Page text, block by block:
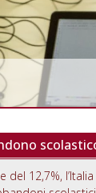
del 12,7%,